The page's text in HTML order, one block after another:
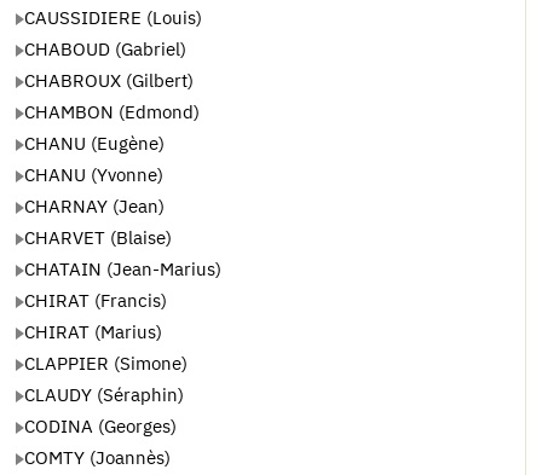
CAUSSIDIERE (Louis)
CHABOUD (Gabriel)
CHABROUX (Gilbert)
CHAMBON (Edmond)
CHANU (Eugène)
CHANU (Yvonne)
CHARNAY (Jean)
CHARVET (Blaise)
CHATAIN (Jean-Marius)
CHIRAT (Francis)
CHIRAT (Marius)
CLAPPIER (Simone)
CLAUDY (Séraphin)
CODINA (Georges)
COMTY (Joannès)